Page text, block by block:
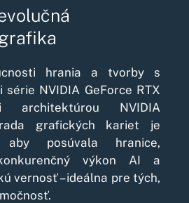
grafika
hrania a tvorby s
série NVIDIA GeForce RTX
architektúrou NVIDIA
grafických kariet je
posúvala hranice,
výkon AI a
vernosť – ideálna pre tých,